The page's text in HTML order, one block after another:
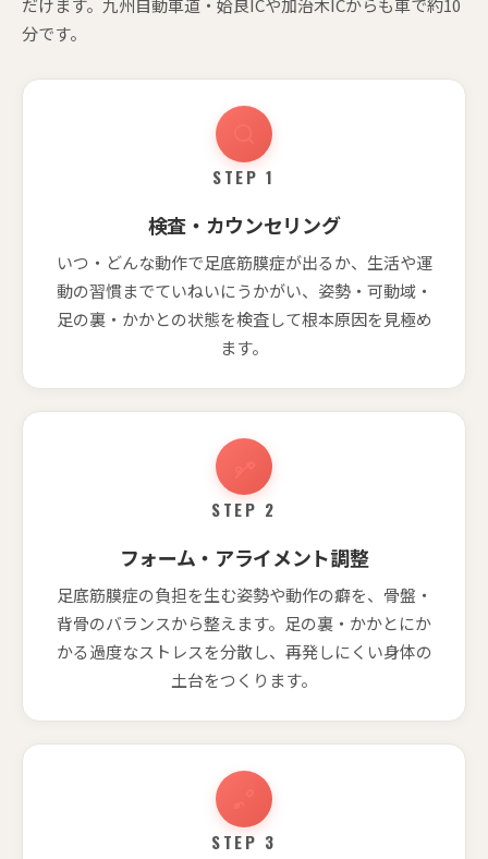
分です。
STEP 1
検査・カウンセリング
いつ・どんな動作で足底筋膜症が出るか、生活や運
動の習慣までていねいにうかがい、姿勢・可動域・
足の裏・かかとの状態を検査して根本原因を見極め
ます。
STEP 2
フォーム・アライメント調整
足底筋膜症の負担を生む姿勢や動作の癖を、骨盤・
背骨のバランスから整えます。足の裏・かかとにか
かる過度なストレスを分散し、再発しにくい身体の
土台をつくります。
STEP 3